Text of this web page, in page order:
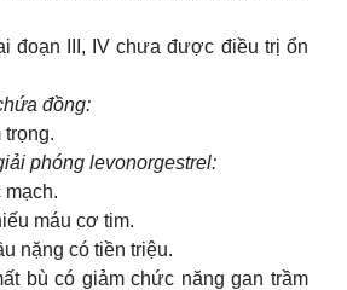
đoạn III, IV chưa được điều trị ổn
đồng:
trọng.
phóng levonorgestrel:
mạch.
máu cơ tim.
nặng có tiền triệu.
bù có giảm chức năng gan trầm